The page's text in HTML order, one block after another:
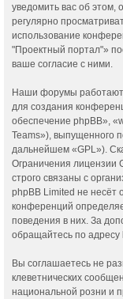
уведомить вас об
регулярно
использование
"Проектный портал"»
ваше согласие с ними.
Наши форумы работают
для создания
обеспечение phpBB»,
Teams»), выпущенного
дальнейшем «GPL»).
Ограничения лицензии
строго связаны с
phpBB Limited не несёт
конференций
поведения в них. За
обращайтесь по адресу
Вы соглашаетесь не
клеветнических
национальной розни и